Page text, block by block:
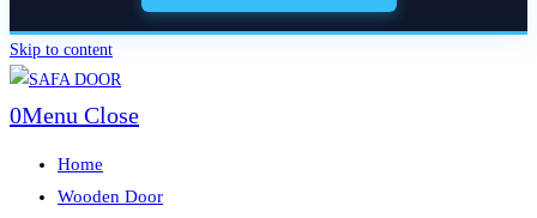
Skip to content
0Menu Close
Home
Wooden Door